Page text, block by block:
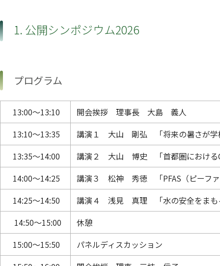
1. 公開シンポジウム2026
プログラム
13:00～13:10
開会挨拶 理事長 大島 義人
13:10～13:35
講演１ 大山 剛弘 「将来の暑さが学
13:35～14:00
講演２ 大山 博史 「首都圏における
14:00～14:25
講演３ 松神 秀徳 「PFAS（ピーファ
14:25～14:50
講演４ 浅見 真理 「水の安全をまも
14:50～15:00
休憩
15:00～15:50
パネルディスカッション